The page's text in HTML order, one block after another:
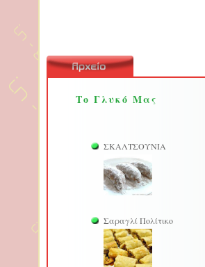
Το Γλυκό Μας
ΣΚΑΛΤΣΟΥΝΙΑ
Σαραγλί Πολίτικο